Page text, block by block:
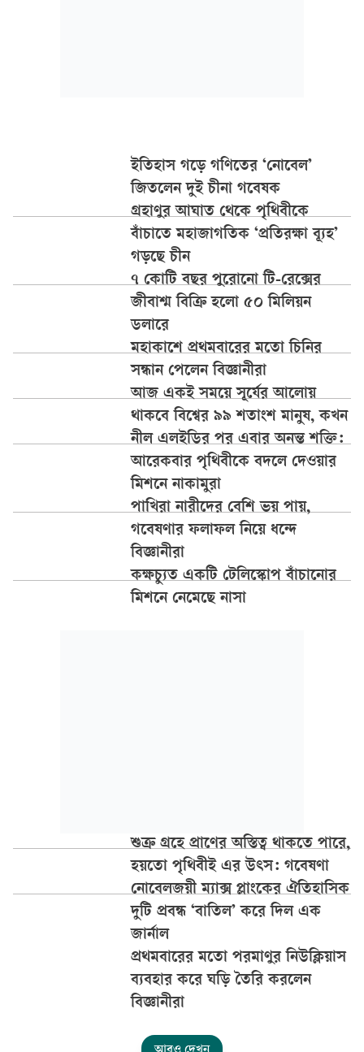
ইতিহাস গড়ে গণিতের ‘নোবেল’
জিতলেন দুই চীনা গবেষক
গ্রহাণুর আঘাত থেকে পৃথিবীকে
বাঁচাতে মহাজাগতিক ‘প্রতিরক্ষা ব্যূহ’
গড়ছে চীন
৭ কোটি বছর পুরোনো টি-রেক্সের
জীবাশ্ম বিক্রি হলো ৫০ মিলিয়ন
ডলারে
মহাকাশে প্রথমবারের মতো চিনির
সন্ধান পেলেন বিজ্ঞানীরা
আজ একই সময়ে সূর্যের আলোয়
থাকবে বিশ্বের ৯৯ শতাংশ মানুষ, কখন
নীল এলইডির পর এবার অনন্ত শক্তি:
আরেকবার পৃথিবীকে বদলে দেওয়ার
মিশনে নাকামুরা
পাখিরা নারীদের বেশি ভয় পায়,
গবেষণার ফলাফল নিয়ে ধন্দে
বিজ্ঞানীরা
কক্ষচ্যুত একটি টেলিস্কোপ বাঁচানোর
মিশনে নেমেছে নাসা
শুক্র গ্রহে প্রাণের অস্তিত্ব থাকতে পারে,
হয়তো পৃথিবীই এর উৎস: গবেষণা
নোবেলজয়ী ম্যাক্স প্লাংকের ঐতিহাসিক
দুটি প্রবন্ধ ‘বাতিল’ করে দিল এক
জার্নাল
প্রথমবারের মতো পরমাণুর নিউক্লিয়াস
ব্যবহার করে ঘড়ি তৈরি করলেন
বিজ্ঞানীরা